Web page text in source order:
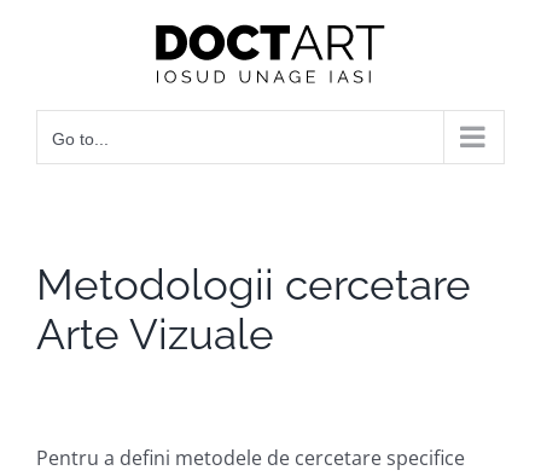
Go to...
Metodologii cercetare
Arte Vizuale
Pentru a defini metodele de cercetare specifice